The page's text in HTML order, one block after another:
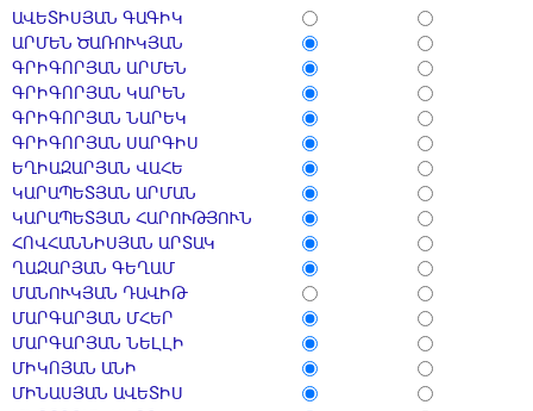
ԱՎԵՏԻՍՅԱՆ ԳԱԳԻԿ
ԱՐՄԵՆ ԾԱՌՈՒԿՅԱՆ
ԳՐԻԳՈՐՅԱՆ ԱՐՄԵՆ
ԳՐԻԳՈՐՅԱՆ ԿԱՐԵՆ
ԳՐԻԳՈՐՅԱՆ ՆԱՐԵԿ
ԳՐԻԳՈՐՅԱՆ ՍԱՐԳԻՍ
ԵՂԻԱԶԱՐՅԱՆ ՎԱՀԵ
ԿԱՐԱՊԵՏՅԱՆ ԱՐՄԱՆ
ԿԱՐԱՊԵՏՅԱՆ ՀԱՐՈՒԹՅՈՒՆ
ՀՈՎՀԱՆՆԻՍՅԱՆ ԱՐՏԱԿ
ՂԱԶԱՐՅԱՆ ԳԵՂԱՄ
ՄԱՆՈՒԿՅԱՆ ԴԱՎԻԹ
ՄԱՐԳԱՐՅԱՆ ՄՀԵՐ
ՄԱՐԳԱՐՅԱՆ ՆԵԼԼԻ
ՄԻԿՈՅԱՆ ԱՆԻ
ՄԻՆԱՍՅԱՆ ԱՎԵՏԻՍ